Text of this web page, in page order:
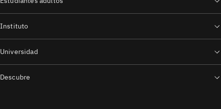
Instituto
Universidad
Descubre